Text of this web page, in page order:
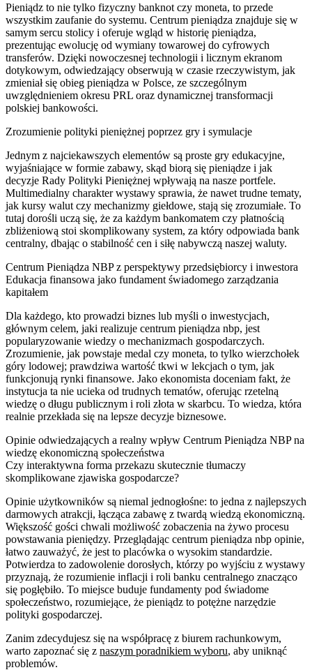
Pieniądz to nie tylko fizyczny banknot czy moneta, to przede
wszystkim zaufanie do systemu. Centrum pieniądza znajduje się w
samym sercu stolicy i oferuje wgląd w historię pieniądza,
prezentując ewolucję od wymiany towarowej do cyfrowych
transferów. Dzięki nowoczesnej technologii i licznym ekranom
dotykowym, odwiedzający obserwują w czasie rzeczywistym, jak
zmieniał się obieg pieniądza w Polsce, ze szczególnym
uwzględnieniem okresu PRL oraz dynamicznej transformacji
polskiej bankowości.
Zrozumienie polityki pieniężnej poprzez gry i symulacje
Jednym z najciekawszych elementów są proste gry edukacyjne,
wyjaśniające w formie zabawy, skąd biorą się pieniądze i jak
decyzje Rady Polityki Pieniężnej wpływają na nasze portfele.
Multimedialny charakter wystawy sprawia, że nawet trudne tematy,
jak kursy walut czy mechanizmy giełdowe, stają się zrozumiałe. To
tutaj dorośli uczą się, że za każdym bankomatem czy płatnością
zbliżeniową stoi skomplikowany system, za który odpowiada bank
centralny, dbając o stabilność cen i siłę nabywczą naszej waluty.
Centrum Pieniądza NBP z perspektywy przedsiębiorcy i inwestora
Edukacja finansowa jako fundament świadomego zarządzania
kapitałem
Dla każdego, kto prowadzi biznes lub myśli o inwestycjach,
głównym celem, jaki realizuje centrum pieniądza nbp, jest
popularyzowanie wiedzy o mechanizmach gospodarczych.
Zrozumienie, jak powstaje medal czy moneta, to tylko wierzchołek
góry lodowej; prawdziwa wartość tkwi w lekcjach o tym, jak
funkcjonują rynki finansowe. Jako ekonomista doceniam fakt, że
instytucja ta nie ucieka od trudnych tematów, oferując rzetelną
wiedzę o długu publicznym i roli złota w skarbcu. To wiedza, która
realnie przekłada się na lepsze decyzje biznesowe.
Opinie odwiedzających a realny wpływ Centrum Pieniądza NBP na
wiedzę ekonomiczną społeczeństwa
Czy interaktywna forma przekazu skutecznie tłumaczy
skomplikowane zjawiska gospodarcze?
Opinie użytkowników są niemal jednogłośne: to jedna z najlepszych
darmowych atrakcji, łącząca zabawę z twardą wiedzą ekonomiczną.
Większość gości chwali możliwość zobaczenia na żywo procesu
powstawania pieniędzy. Przeglądając centrum pieniądza nbp opinie,
łatwo zauważyć, że jest to placówka o wysokim standardzie.
Potwierdza to zadowolenie dorosłych, którzy po wyjściu z wystawy
przyznają, że rozumienie inflacji i roli banku centralnego znacząco
się pogłębiło. To miejsce buduje fundamenty pod świadome
społeczeństwo, rozumiejące, że pieniądz to potężne narzędzie
polityki gospodarczej.
Zanim zdecydujesz się na współpracę z biurem rachunkowym,
warto zapoznać się z naszym poradnikiem wyboru, aby uniknąć
problemów.